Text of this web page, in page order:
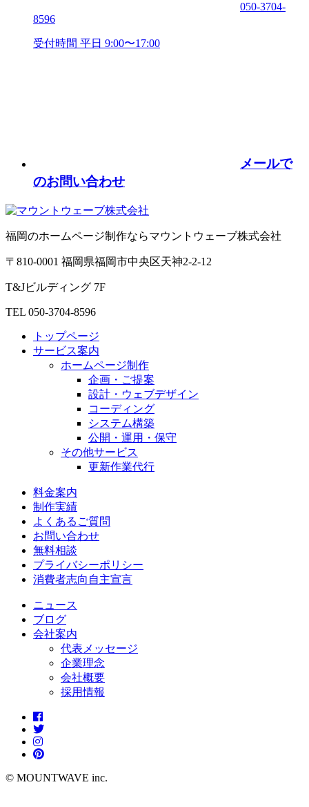
050-3704-
8596
受付時間 平日 9:00〜17:00
メールで
のお問い合わせ
福岡のホームページ制作ならマウントウェーブ株式会社
〒810-0001 福岡県福岡市中央区天神2-2-12
T&Jビルディング 7F
TEL 050-3704-8596
トップページ
サービス案内
ホームページ制作
企画・ご提案
設計・ウェブデザイン
コーディング
システム構築
公開・運用・保守
その他サービス
更新作業代行
料金案内
制作実績
よくあるご質問
お問い合わせ
無料相談
プライバシーポリシー
消費者志向自主宣言
ニュース
ブログ
会社案内
代表メッセージ
企業理念
会社概要
採用情報
© MOUNTWAVE inc.